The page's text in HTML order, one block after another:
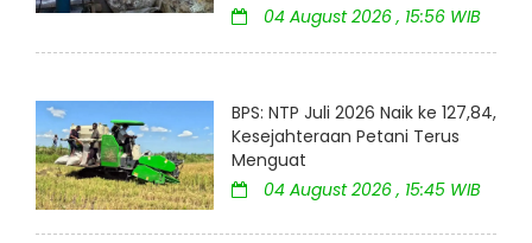
04 August 2026 , 15:56 WIB
BPS: NTP Juli 2026 Naik ke 127,84,
Kesejahteraan Petani Terus
Menguat
04 August 2026 , 15:45 WIB